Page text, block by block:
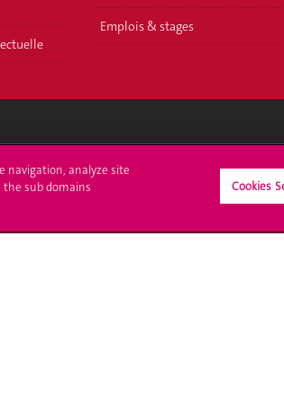
Emplois & stages
Médias
navigation, analyze site
the sub domains
Cookies